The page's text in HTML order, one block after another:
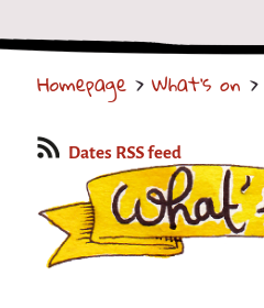
Big Tops
Partners
Shows
Shows
Attraction Capillaire
BLANC
Homepage > What's on >
Dates RSS feed